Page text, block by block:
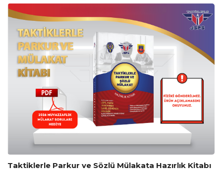
Taktiklerle Parkur ve Sözlü Mülakata Hazırlık Kitabı